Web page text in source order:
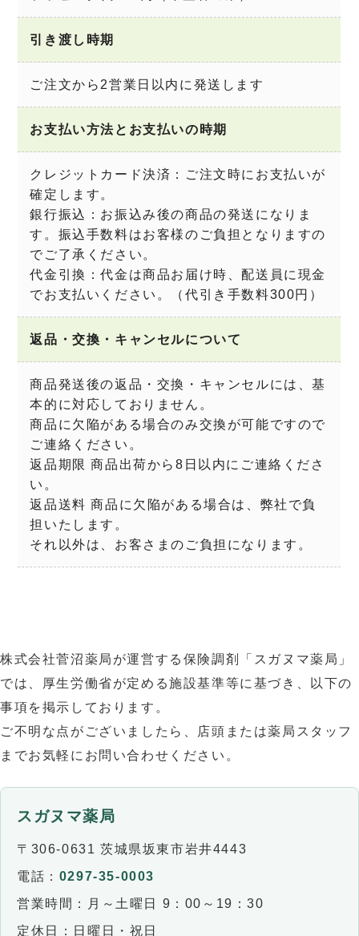
引き渡し時期
ご注文から2営業日以内に発送します
お支払い方法とお支払いの時期
クレジットカード決済：ご注文時にお支払いが
確定します。
銀行振込：お振込み後の商品の発送になりま
す。振込手数料はお客様のご負担となりますの
でご了承ください。
代金引換：代金は商品お届け時、配送員に現金
でお支払いください。（代引き手数料300円）
返品・交換・キャンセルについて
商品発送後の返品・交換・キャンセルには、基
本的に対応しておりません。
商品に欠陥がある場合のみ交換が可能ですので
ご連絡ください。
返品期限 商品出荷から8日以内にご連絡くださ
い。
返品送料 商品に欠陥がある場合は、弊社で負
担いたします。
それ以外は、お客さまのご負担になります。
株式会社菅沼薬局が運営する保険調剤「スガヌマ薬局」
では、厚生労働省が定める施設基準等に基づき、以下の
事項を掲示しております。
ご不明な点がございましたら、店頭または薬局スタッフ
までお気軽にお問い合わせください。
スガヌマ薬局
〒306-0631 茨城県坂東市岩井4443
電話： 0297-35-0003
営業時間：月～土曜日 9：00～19：30
定休日：日曜日・祝日